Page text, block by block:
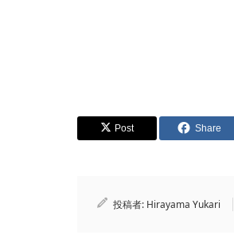
Post Share
投稿者: Hirayama Yukari